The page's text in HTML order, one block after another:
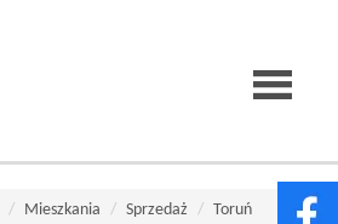
Strona
Mieszkania Sprzedaż
Toruń